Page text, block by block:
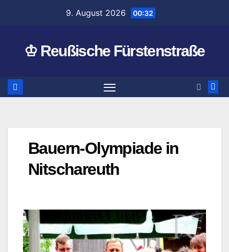
9. August 2026 00:32
♔ Reußische Fürstenstraße
Bauern-Olympiade in
Nitschareuth